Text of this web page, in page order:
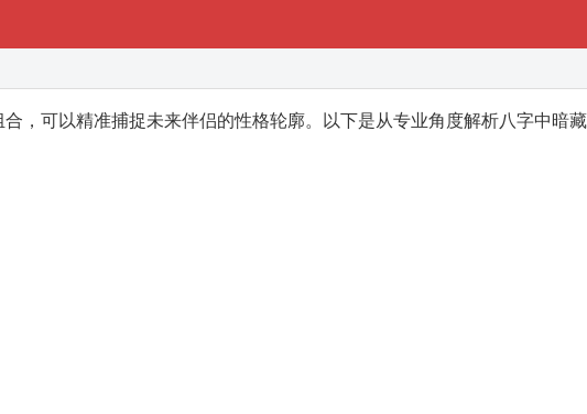
，可以精准捕捉未来伴侣的性格轮廓。以下是从专业角度解析八字中暗藏